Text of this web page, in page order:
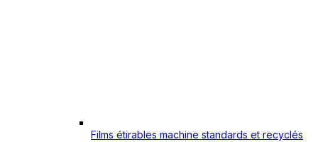
Films étirables machine standards et recyclés